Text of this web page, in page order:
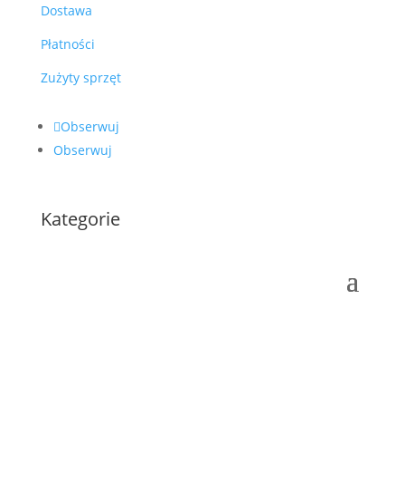
Dostawa
Płatności
Zużyty sprzęt
Obserwuj
Obserwuj
Kategorie